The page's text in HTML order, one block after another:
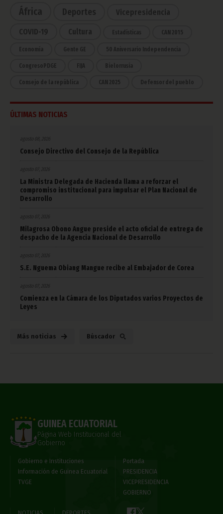
África
Deportes Vicepresidencia
COVID-19 Cultura Estadísticas CAN 2015
Economía Gente GE 50 Aniversario Independencia
CongresoPDGE FIJA Bielorrusia
Consejo de la república CAN 2025 Defensor del pueblo
ÚLTIMAS NOTICIAS
Consejo Directivo del Consejo de la República
agosto 07, 2026
La Ministra Delegada de Hacienda llama a reforzar el
compromiso institucional para impulsar el Plan Nacional de
Desarrollo
agosto 07, 2026
Milagrosa Obono Angue preside el acto oficial de entrega de
despacho de la Agencia Nacional de Desarrollo
agosto 07, 2026
S.E. Nguema Obiang Mangue recibe al Embajador de Corea
agosto 07, 2026
Comienza en la Cámara de los Diputados varios Proyectos de
Leyes
Más noticias Búscador
GUINEA ECUATORIAL
Página Web Institucional del
Gobierno
Gobierno e Instituciones
Información de Guinea Ecuatorial
TVGE
Portada
PRESIDENCIA
VICEPRESIDENCIA
GOBIERNO